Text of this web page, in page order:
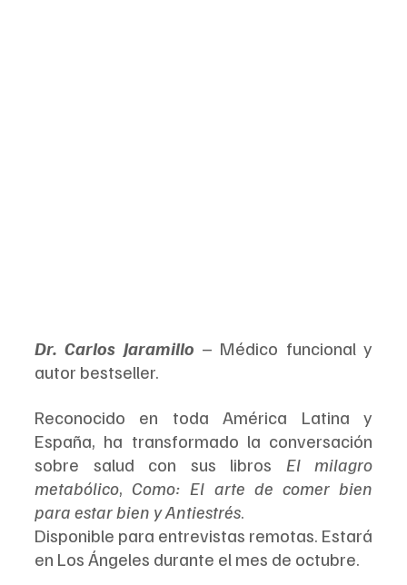
Dr. Carlos Jaramillo – Médico funcional y
autor bestseller.
Reconocido en toda América Latina y
España, ha transformado la conversación
sobre salud con sus libros El milagro
metabólico, Como: El arte de comer bien
para estar bien y Antiestrés.
Disponible para entrevistas remotas. Estará
en Los Ángeles durante el mes de octubre.